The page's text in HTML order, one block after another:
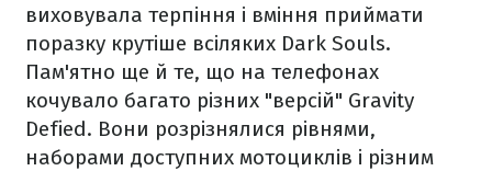
виховувала терпіння і вміння приймати
поразку крутіше всіляких Dark Souls.
Пам'ятно ще й те, що на телефонах
кочувало багато різних "версій" Gravity
Defied. Вони розрізнялися рівнями,
наборами доступних мотоциклів і різним